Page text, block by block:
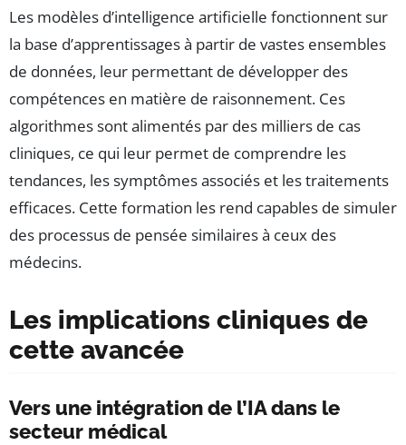
Les modèles d’intelligence artificielle fonctionnent sur
la base d’apprentissages à partir de vastes ensembles
de données, leur permettant de développer des
compétences en matière de raisonnement. Ces
algorithmes sont alimentés par des milliers de cas
cliniques, ce qui leur permet de comprendre les
tendances, les symptômes associés et les traitements
efficaces. Cette formation les rend capables de simuler
des processus de pensée similaires à ceux des
médecins.
Les implications cliniques de
cette avancée
Vers une intégration de l’IA dans le
secteur médical